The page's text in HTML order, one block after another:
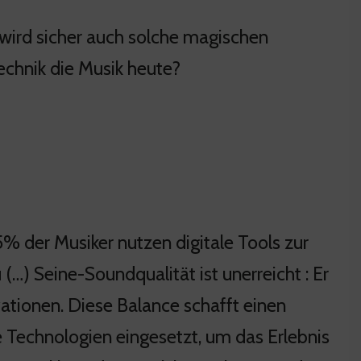
sicher auch solche magischen
die Musik heute?
der Musiker nutzen digitale Tools zur
Seine-Soundqualität ist unerreicht : Er
Diese Balance schafft einen
eingesetzt, um das Erlebnis